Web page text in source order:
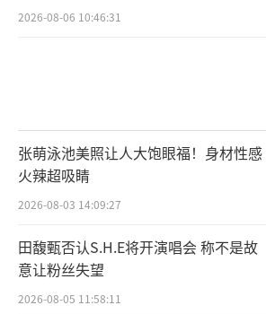
2026-08-06 10:46:31
张萌泳池美照让人大饱眼福！身材性感
火辣超吸睛
2026-08-03 14:09:27
田馥甄否认S.H.E将开演唱会 称不是故
意让粉丝失望
2026-08-05 11:58:11